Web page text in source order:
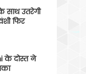
साथ उतरेगी
फिर
के दोस्त ने